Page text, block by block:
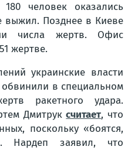
человек оказались
выжил. Позднее в Киеве
числа жертв. Офис
жертве.
украинские власти
обвинили в специальном
ракетного удара.
Дмитруксчитает, что
поскольку «боятся,
Нардеп заявил, что